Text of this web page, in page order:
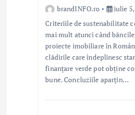
brandINFO.ro
iulie 5,
Criteriile de sustenabilitate
mai mult atunci când
proiecte imobiliare în
clădirile care îndeplinesc
finanțare verde pot obține
bune. Concluziile aparțin…